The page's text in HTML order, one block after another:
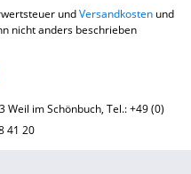
undVersandkostenund
nicht anders beschrieben
im Schönbuch, Tel.: +49 (0)
41 20